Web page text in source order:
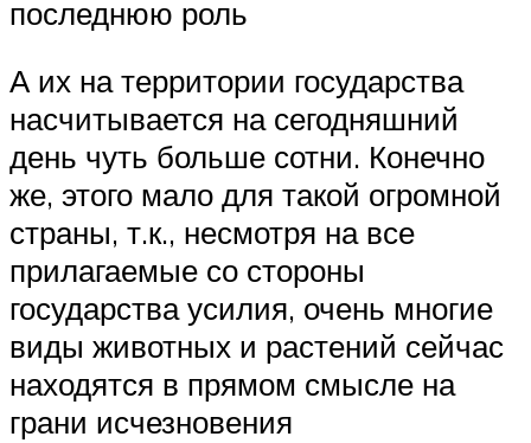
последнюю роль
А их на территории государства
насчитывается на сегодняшний
день чуть больше сотни. Конечно
же, этого мало для такой огромной
страны, т.к., несмотря на все
прилагаемые со стороны
государства усилия, очень многие
виды животных и растений сейчас
находятся в прямом смысле на
грани исчезновения